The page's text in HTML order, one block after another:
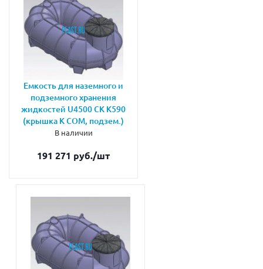
Емкость для наземного и
подземного хранения
жидкостей U4500 CK K590
(крышка К СОМ, подзем.)
В наличии
191 271 руб./шт